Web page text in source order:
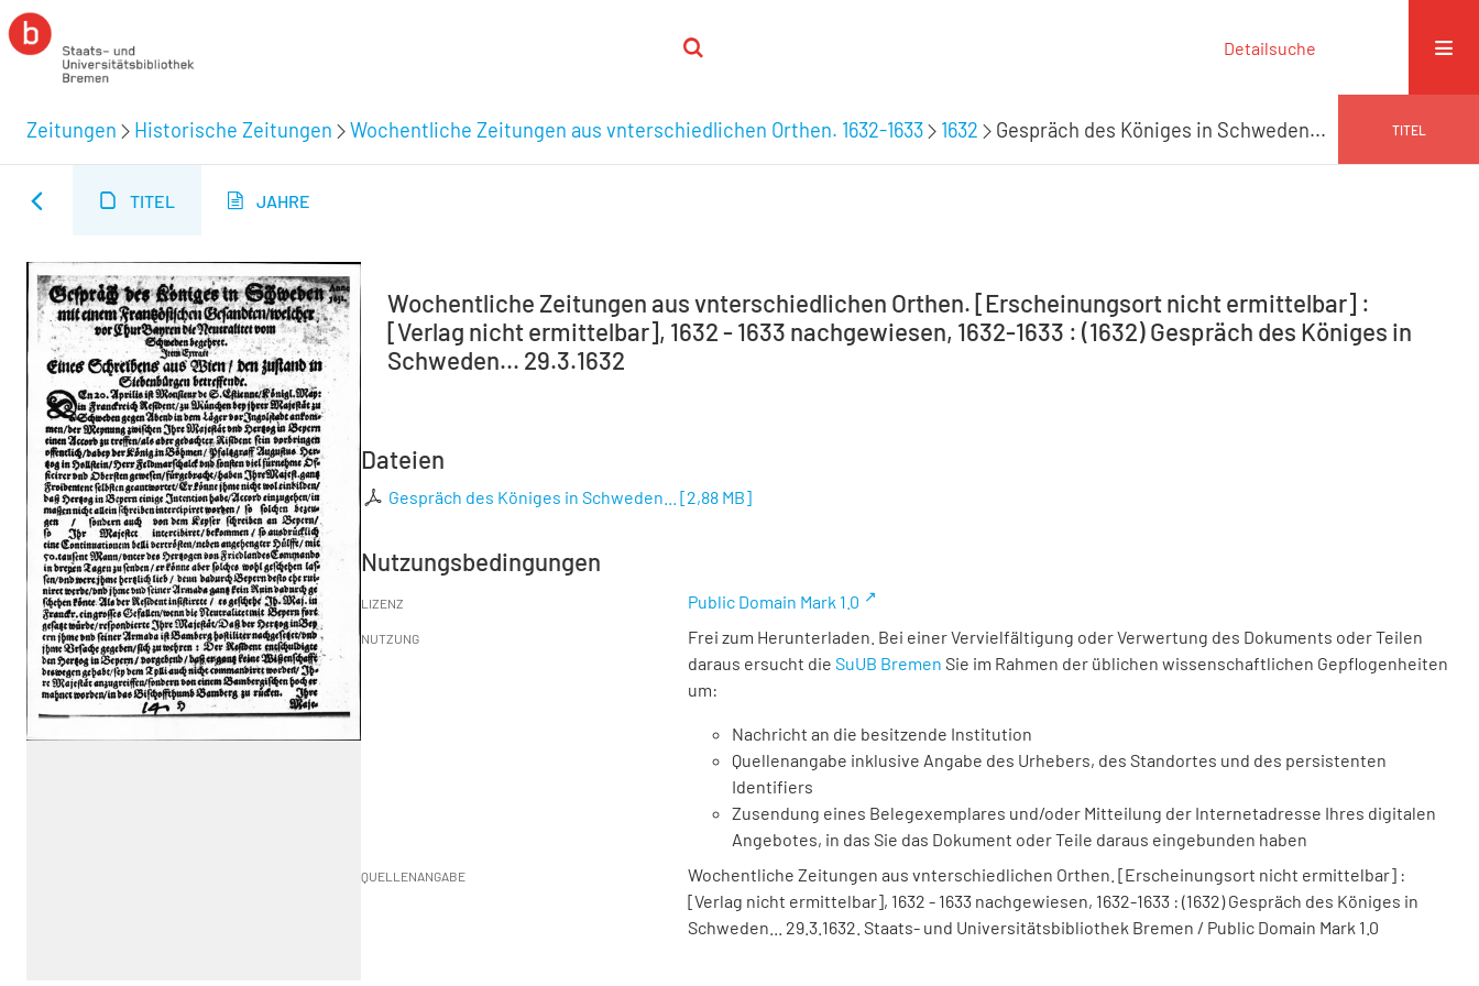
Detailsuche
Zeitungen Historische Zeitungen Wochentliche Zeitungen aus vnterschiedlichen Orthen. 1632-1633 1632 Gespräch des Königes in Schweden... TITEL
TITEL JAHRE
Wochentliche Zeitungen aus vnterschiedlichen Orthen. [Erscheinungsort nicht ermittelbar] :
[Verlag nicht ermittelbar], 1632 - 1633 nachgewiesen, 1632-1633 : (1632) Gespräch des Königes in
Schweden... 29.3.1632
Dateien
Gespräch des Königes in Schweden... [2,88 MB]
Nutzungsbedingungen
LIZENZ Public Domain Mark 1.0
NUTZUNG
Frei zum Herunterladen. Bei einer Vervielfältigung oder Verwertung des Dokuments oder Teilen
daraus ersucht die SuUB Bremen Sie im Rahmen der üblichen wissenschaftlichen Gepflogenheiten
um:
Nachricht an die besitzende Institution
Quellenangabe inklusive Angabe des Urhebers, des Standortes und des persistenten
Identifiers
Zusendung eines Belegexemplares und/oder Mitteilung der Internetadresse Ihres digitalen
Angebotes, in das Sie das Dokument oder Teile daraus eingebunden haben
QUELLENANGABE
Wochentliche Zeitungen aus vnterschiedlichen Orthen. [Erscheinungsort nicht ermittelbar] :
[Verlag nicht ermittelbar], 1632 - 1633 nachgewiesen, 1632-1633 : (1632) Gespräch des Königes in
Schweden... 29.3.1632. Staats- und Universitätsbibliothek Bremen / Public Domain Mark 1.0